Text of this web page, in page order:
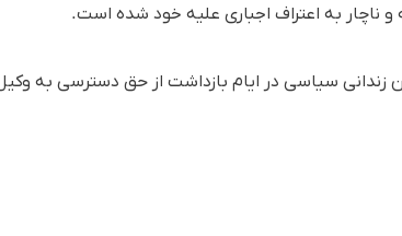
و ناچار به اعتراف اجباری علیه خود شده است.
زندانی سیاسی در ایام بازداشت از حق دسترسی به